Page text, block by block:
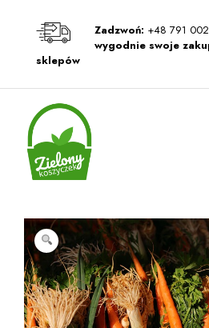
Zadzwoń: +48 791
wygodnie swoje
sklepów